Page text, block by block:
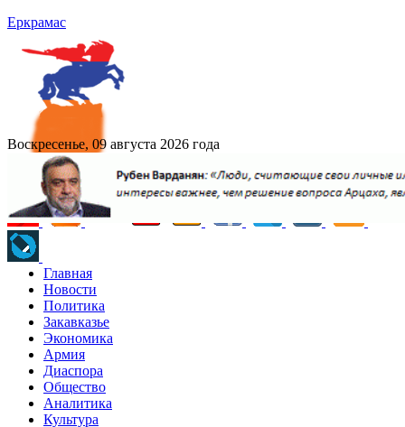
Еркрамас
Воскресенье, 09 августа 2026 года
Главная
Новости
Политика
Закавказье
Экономика
Армия
Диаспора
Общество
Аналитика
Культура